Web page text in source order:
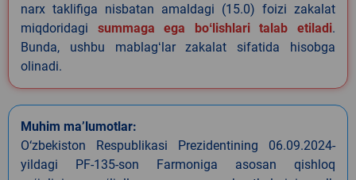
narx taklifiga nisbatan amaldagi (15.0) foizi zakalat
miqdoridagi summaga ega boʻlishlari talab etiladi.
Bunda, ushbu mablagʻlar zakalat sifatida hisobga
olinadi.
Muhim ma’lumotlar:
O‘zbekiston Respublikasi Prezidentining 06.09.2024-
yildagi PF-135-son Farmoniga asosan qishloq